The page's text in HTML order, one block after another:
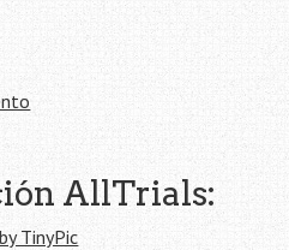
AllTrials: